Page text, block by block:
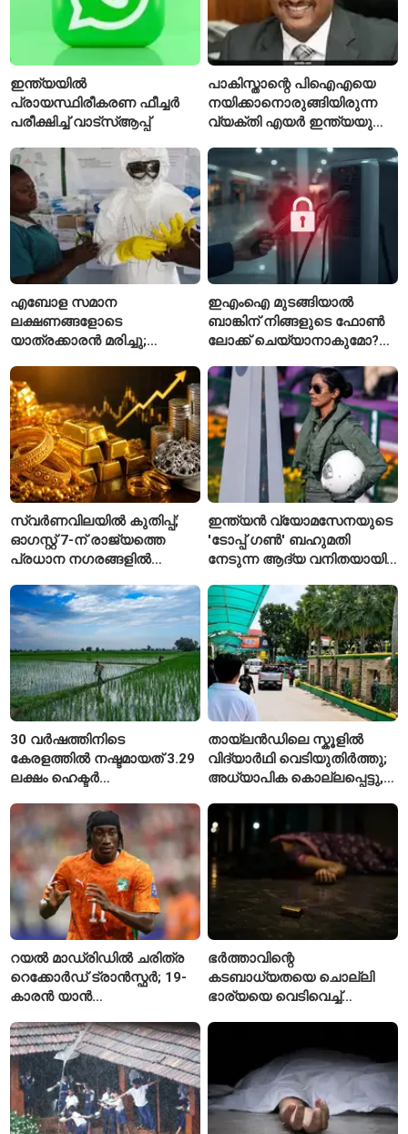
ഇന്ത്യയിൽ
പ്രായസ്ഥിരീകരണ ഫീച്ചർ
പരീക്ഷിച്ച് വാട്‌സ്ആപ്പ്
പാകിസ്താന്റെ പിഐഎയെ
നയിക്കാനൊരുങ്ങിയിരുന്ന
വ്യക്തി എയർ ഇന്ത്യയുടെ
എബോള സമാന
ലക്ഷണങ്ങളോടെ
യാത്രക്കാരൻ മരിച്ചു;
യാത്രക്കാരെ
നിരീക്ഷണത്തിൽ
ഇഎംഐ മുടങ്ങിയാൽ
ബാങ്കിന് നിങ്ങളുടെ ഫോൺ
ലോക്ക് ചെയ്യാനാകുമോ?
ചട്ടങ്ങൾ ഇങ്ങനെ
സ്വർണവിലയിൽ കുതിപ്പ്;
ഓഗസ്റ്റ് 7-ന് രാജ്യത്തെ
പ്രധാന നഗരങ്ങളിൽ
ഇന്ത്യൻ വ്യോമസേനയുടെ
'ടോപ്പ് ഗൺ' ബഹുമതി
നേടുന്ന ആദ്യ വനിതയായി
30 വർഷത്തിനിടെ
കേരളത്തിൽ നഷ്ടമായത് 3.29
ലക്ഷം ഹെക്ടർ
തായ്‌ലൻഡിലെ സ്കൂളിൽ
വിദ്യാർഥി വെടിയുതിർത്തു;
അധ്യാപിക കൊല്ലപ്പെട്ടു,
റയൽ മാഡ്രിഡിൽ ചരിത്ര
റെക്കോർഡ് ട്രാൻസ്ഫർ; 19-
കാരൻ യാൻ
സ്വന്തമാക്കി സ്പാനിഷ്
വമ്പന്മാർ
ഭർത്താവിന്റെ
കടബാധ്യതയെ ചൊല്ലി
ഭാര്യയെ വെടിവെച്ച്
കൊലപാതകം